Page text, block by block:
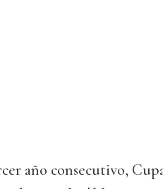
año consecutivo,